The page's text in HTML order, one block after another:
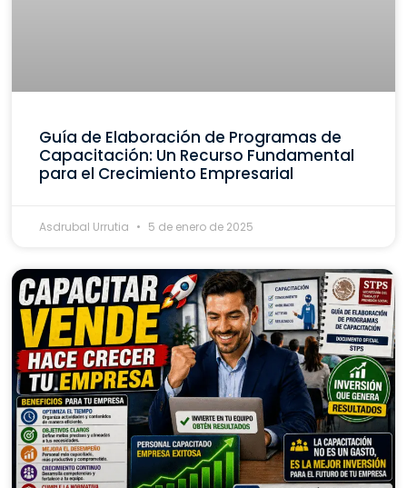
Guía de Elaboración de Programas de
Capacitación: Un Recurso Fundamental
para el Crecimiento Empresarial
Asdrubal Urrutia 5 de enero de 2025